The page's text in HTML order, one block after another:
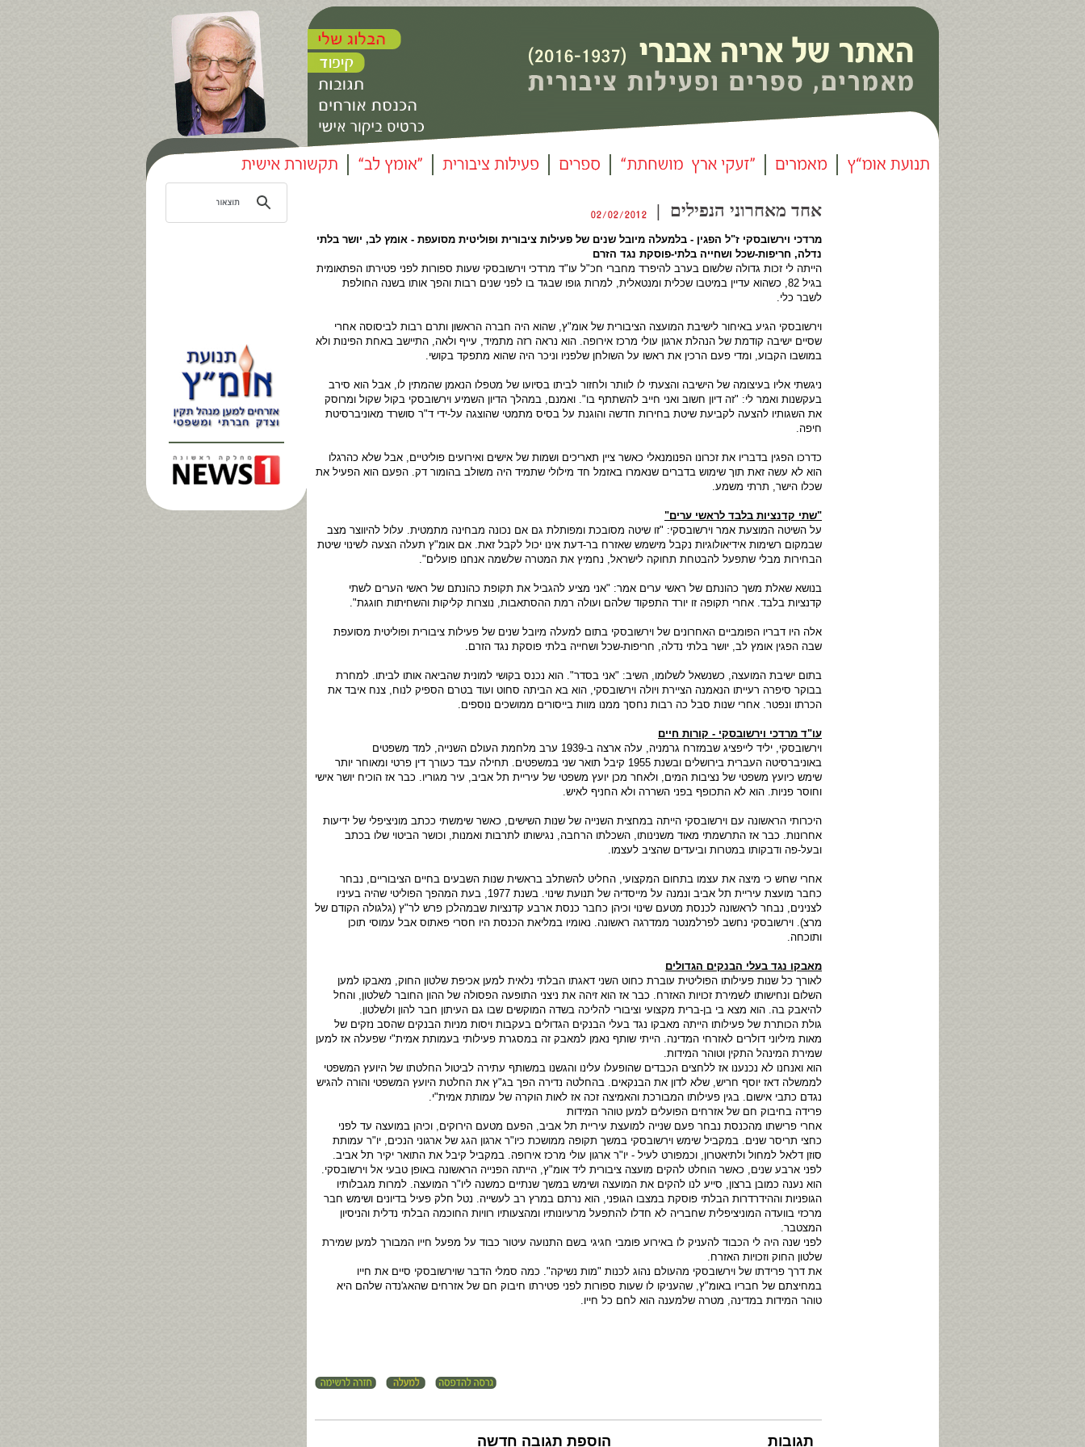
אחד מאחרוני הנפילים |
מרדכי וירשובסקי ז"ל הפגין - בלמעלה מיובל שנים של פעילות ציבורית ופוליטית מסועפת - אומץ לב, יושר בלתי
נדלה, חריפות-שכל ושחייה בלתי-פוסקת נגד הזרם
הייתה לי זכות גדולה שלשום בערב להיפרד מחברי חכ"ל עו"ד מרדכי וירשובסקי שעות ספורות לפני פטירתו הפתאומית
בגיל 82, כשהוא עדיין במיטבו שכלית ומנטאלית, למרות גופו שבגד בו לפני שנים רבות והפך אותו בשנה החולפת
לשבר כלי.
וירשובסקי הגיע באיחור לישיבת המועצה הציבורית של אומ"ץ, שהוא היה חברה הראשון ותרם רבות לביסוסה אחרי
שסיים ישיבה קודמת של הנהלת ארגון עולי מרכז אירופה. הוא נראה רזה מתמיד, עייף ולאה, התיישב באחת הפינות ולא
במושבו הקבוע, ומדי פעם הרכין את ראשו על השולחן שלפניו וניכר היה שהוא מתפקד בקושי.
ניגשתי אליו בעיצומה של הישיבה והצעתי לו לוותר ולחזור לביתו בסיועו של מטפלו הנאמן שהמתין לו, אבל הוא סירב
בעקשנות ואמר לי: "זה דיון חשוב ואני חייב להשתתף בו". ואמנם, במהלך הדיון השמיע וירשובסקי בקול שקול ומרוסק
את השגותיו להצעה לקביעת שיטת בחירות חדשה והוגנת על בסיס מתמטי שהוצגה על-ידי ד"ר סושרד מאוניברסיטת
חיפה.
כדרכו הפגין בדבריו את זכרונו הפנומנאלי כאשר ציין תאריכים ושמות של אישים ואירועים פוליטיים, אבל שלא כהרגלו
הוא לא עשה זאת תוך שימוש בדברים שנאמרו באזמל חד מילולי שתמיד היה משולב בהומור דק. הפעם הוא הפעיל את
שכלו הישר, תרתי משמע.
"שתי קדנציות בלבד לראשי ערים"
על השיטה המוצעת אמר וירשובסקי: "זו שיטה מסובכת ומפותלת גם אם נכונה מבחינה מתמטית. עלול להיווצר מצב
שבמקום רשימות אידיאולוגיות נקבל מישמש שאזרח בר-דעת אינו יכול לקבל זאת. אם אומ"ץ תעלה הצעה לשינוי שיטת
הבחירות מבלי שתפעל להבטחת תחוקה לישראל, נחמיץ את המטרה שלשמה אנחנו פועלים".
בנושא שאלת משך כהונתם של ראשי ערים אמר: "אני מציע להגביל את תקופת כהונתם של ראשי הערים לשתי
קדנציות בלבד. אחרי תקופה זו יורד התפקוד שלהם ועולה רמת ההסתאבות, נוצרות קליקות והשחיתות חוגגת".
אלה היו דבריו הפומביים האחרונים של וירשובסקי בתום למעלה מיובל שנים של פעילות ציבורית ופוליטית מסועפת
שבה הפגין אומץ לב, יושר בלתי נדלה, חריפות-שכל ושחייה בלתי פוסקת נגד הזרם.
בתום ישיבת המועצה, כשנשאל לשלומו, השיב: "אני בסדר". הוא נכנס בקושי למונית שהביאה אותו לביתו. למחרת
בבוקר סיפרה רעייתו הנאמנה הציירת ויולה וירשובסקי, הוא בא הביתה סחוט ועוד בטרם הספיק לנוח, צנח איבד את
הכרתו ונפטר. אחרי שנות סבל כה רבות נחסך ממנו מוות בייסורים ממושכים נוספים.
עו"ד מרדכי וירשובסקי - קורות חיים
וירשובסקי, יליד לייפציג שבמזרח גרמניה, עלה ארצה ב-1939 ערב מלחמת העולם השנייה, למד משפטים
באוניברסיטה העברית בירושלים ובשנת 1955 קיבל תואר שני במשפטים. תחילה עבד כעורך דין פרטי ומאוחר יותר
שימש כיועץ משפטי של נציבות המים, ולאחר מכן יועץ משפטי של עיריית תל אביב, עיר מגוריו. כבר אז הוכיח יושר אישי
וחוסר פניות. הוא לא התכופף בפני השררה ולא החניף לאיש.
היכרותי הראשונה עם וירשובסקי הייתה במחצית השנייה של שנות השישים, כאשר שימשתי ככתב מוניציפלי של ידיעות
אחרונות. כבר אז התרשמתי מאוד משנינותו, השכלתו הרחבה, נגישותו לתרבות ואמנות, וכושר הביטוי שלו בכתב
ובעל-פה ודבקותו במטרות וביעדים שהציב לעצמו.
אחרי שחש כי מיצה את עצמו בתחום המקצועי, החליט להשתלב בראשית שנות השבעים בחיים הציבוריים, נבחר
כחבר מועצת עיריית תל אביב ונמנה על מייסדיה של תנועת שינוי. בשנת 1977, בעת המהפך הפוליטי שהיה בעיניו
לצנינים, נבחר לראשונה לכנסת מטעם שינוי וכיהן כחבר כנסת ארבע קדנציות שבמהלכן פרש לר"ץ (גלגולה הקודם של
מרצ). וירשובסקי נחשב לפרלמנטר ממדרגה ראשונה. נאומיו במליאת הכנסת היו חסרי פאתוס אבל עמוסי תוכן
ותוכחה.
מאבקו נגד בעלי הבנקים הגדולים
לאורך כל שנות פעילותו הפוליטית עוברת כחוט השני דאגתו הבלתי נלאית למען אכיפת שלטון החוק, מאבקו למען
השלום ונחישותו לשמירת זכויות האזרח. כבר אז הוא זיהה את ניצני התופעה הפסולה של ההון החובר לשלטון, והחל
להיאבק בה. הוא מצא בי בן-ברית מקצועי וציבורי להליכה בשדה המוקשים שבו גם העיתון חבר להון ולשלטון.
גולת הכותרת של פעילותו הייתה מאבקו נגד בעלי הבנקים הגדולים בעקבות ויסות מניות הבנקים שהסב נזקים של
מאות מיליוני דולרים לאזרחי המדינה. הייתי שותף נאמן למאבק זה במסגרת פעילותי בעמותת אמית"י שפעלה אז למען
שמירת המינהל התקין וטוהר המידות.
הוא ואנחנו לא נכנענו אז ללחצים הכבדים שהופעלו עלינו והגשנו במשותף עתירה לביטול החלטתו של היועץ המשפטי
לממשלה דאז יוסף חריש, שלא לדון את הבנקאים. בהחלטה נדירה הפך בג"ץ את החלטת היועץ המשפטי והורה להגיש
נגדם כתבי אישום. בגין פעילותו המבורכת והאמיצה זכה אז לאות הוקרה של עמותת אמית"י.
פרידה בחיבוק חם של אזרחים הפועלים למען טוהר המידות
אחרי פרישתו מהכנסת נבחר פעם שנייה למועצת עיריית תל אביב, הפעם מטעם הירוקים, וכיהן במועצה עד לפני
כחצי תריסר שנים. במקביל שימש וירשובסקי במשך תקופה ממושכת כיו"ר ארגון הגג של ארגוני הנכים, יו"ר עמותת
סוזן דלאל למחול ולתיאטרון, וכמפורט לעיל - יו"ר ארגון עולי מרכז אירופה. במקביל קיבל את התואר יקיר תל אביב.
לפני ארבע שנים, כאשר הוחלט להקים מועצה ציבורית ליד אומ"ץ, הייתה הפנייה הראשונה באופן טבעי אל וירשובסקי.
הוא נענה כמובן ברצון, סייע לנו להקים את המועצה ושימש במשך שנתיים כמשנה ליו"ר המועצה. למרות מגבלותיו
הגופניות וההידרדרות הבלתי פוסקת במצבו הגופני, הוא נרתם במרץ רב לעשייה. נטל חלק פעיל בדיונים ושימש חבר
מרכזי בוועדה המוניציפלית שחבריה לא חדלו להתפעל מרעיונותיו ומהצעותיו רוויות החוכמה הבלתי נדלית והניסיון
המצטבר.
לפני שנה היה לי הכבוד להעניק לו באירוע פומבי חגיגי בשם התנועה עיטור כבוד על מפעל חייו המבורך למען שמירת
שלטון החוק וזכויות האזרח.
את דרך פרידתו של וירשובסקי מהעולם נהוג לכנות "מות נשיקה". כמה סמלי הדבר שוירשובסקי סיים את חייו
במחיצתם של חבריו באומ"ץ, שהעניקו לו שעות ספורות לפני פטירתו חיבוק חם של אזרחים שהאג'נדה שלהם היא
טוהר המידות במדינה, מטרה שלמענה הוא לחם כל חייו.
הוספת תגובה חדשה תגובות